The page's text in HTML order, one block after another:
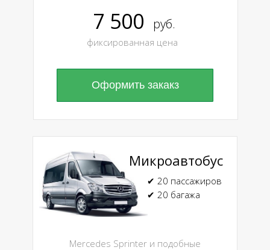
Микроавтобус
Mercedes Sprinter и подобные
✔ 20 пассажиров
✔ 20 багажа
Оформить закакз
руб.
7 500
фиксированная цена